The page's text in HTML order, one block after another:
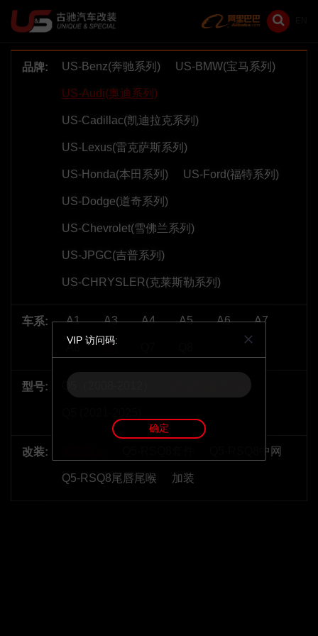
品牌: US-Benz(奔驰系列) US-BMW(宝马系列)
US-Audi(奥迪系列)
US-Cadillac(凯迪拉克系列)
US-Lexus(雷克萨斯系列)
US-Honda(本田系列) US-Ford(福特系列)
US-Dodge(道奇系列)
US-Chevrolet(雪佛兰系列)
US-JPGC(吉普系列)
US-CHRYSLER(克莱斯勒系列)
车系: A1 A3 A4 A5 A6 A7
A8 Q5
型号:
改装: Q5-RSQ8中网
Q5-RSQ8尾唇尾喉 加装
VIP 访问码:
确定